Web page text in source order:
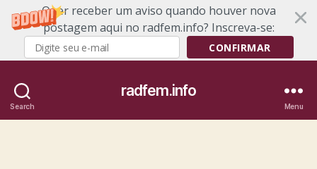
Quer receber um aviso quando houver nova
postagem aqui no radfem.info? Inscreva-se:
CONFIRMAR
Search
radfem.info
Menu